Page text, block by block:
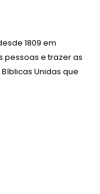
1809 em
pessoas e trazer as
Unidas que